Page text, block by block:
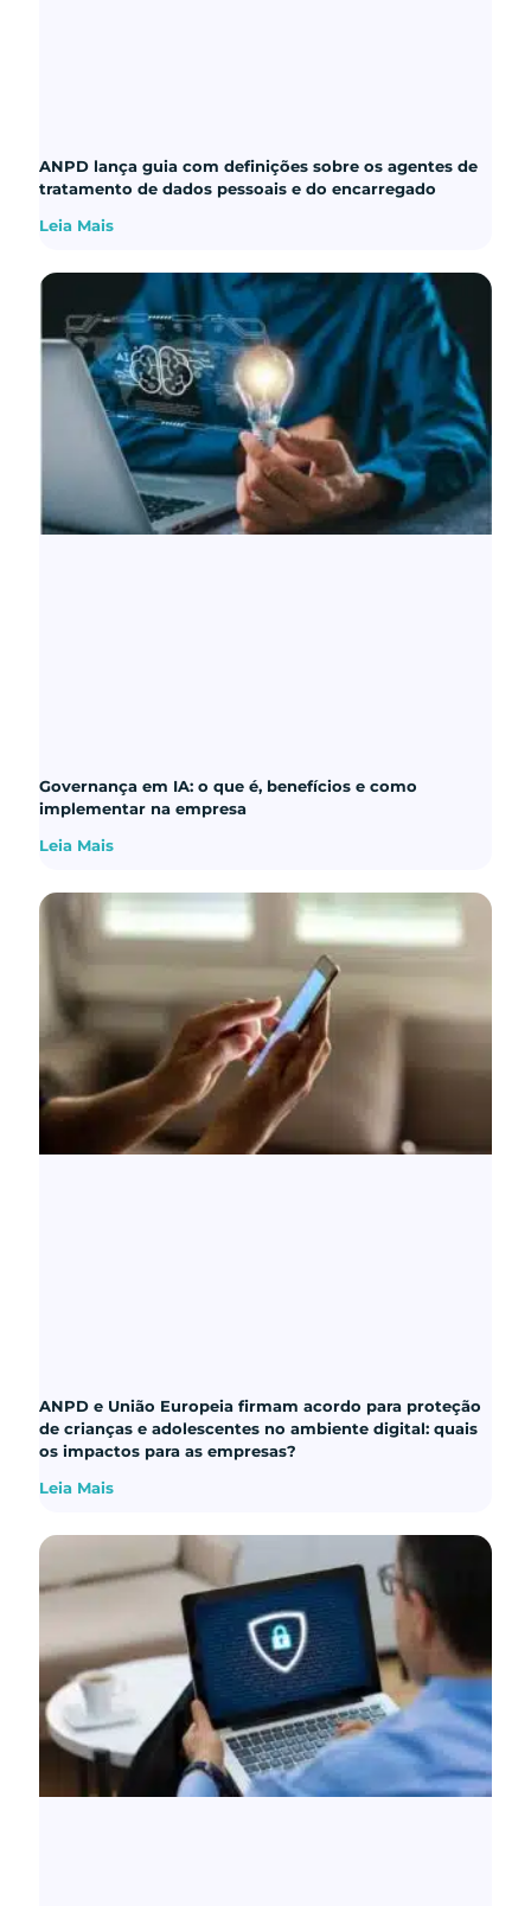
ANPD lança guia com definições sobre os agentes de
tratamento de dados pessoais e do encarregado
Leia Mais
Governança em IA: o que é, benefícios e como
implementar na empresa
Leia Mais
ANPD e União Europeia firmam acordo para proteção
de crianças e adolescentes no ambiente digital: quais
os impactos para as empresas?
Leia Mais